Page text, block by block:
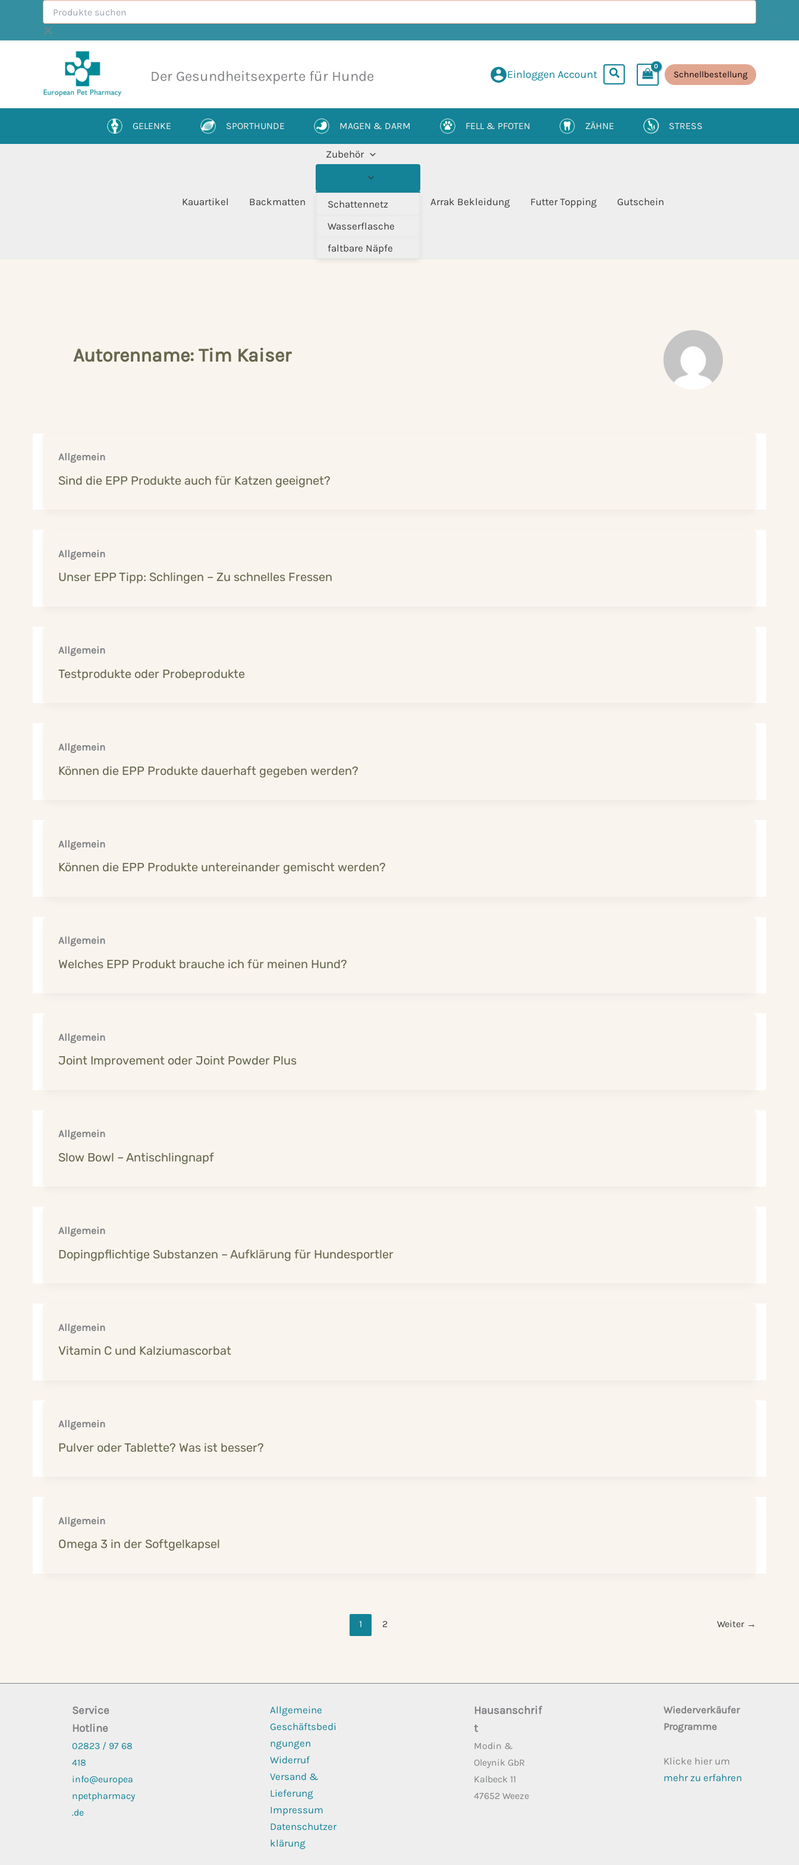
springen
Produkte
suchen
Der Gesundheitsexperte für Hunde Einloggen Account Schnellbestellung
GELENKE SPORTHUNDE MAGEN & DARM FELL & PFOTEN ZÄHNE STRESS
Kauartikel Backmatten
Zubehör
Schattennetz
Wasserflasche
faltbare Näpfe
Arrak Bekleidung Futter Topping Gutschein
Autorenname: Tim Kaiser
Allgemein
Sind die EPP Produkte auch für Katzen geeignet?
Allgemein
Unser EPP Tipp: Schlingen – Zu schnelles Fressen
Allgemein
Testprodukte oder Probeprodukte
Allgemein
Können die EPP Produkte dauerhaft gegeben werden?
Allgemein
Können die EPP Produkte untereinander gemischt werden?
Allgemein
Welches EPP Produkt brauche ich für meinen Hund?
Allgemein
Joint Improvement oder Joint Powder Plus
Allgemein
Slow Bowl – Antischlingnapf
Allgemein
Dopingpflichtige Substanzen – Aufklärung für Hundesportler
Allgemein
Vitamin C und Kalziumascorbat
Allgemein
Pulver oder Tablette? Was ist besser?
Allgemein
Omega 3 in der Softgelkapsel
1 2 Weiter →
Service
Hotline
02823 / 97 68
418
info@europea
npetpharmacy
.de
Allgemeine
Geschäftsbedi
ngungen
Widerruf
Versand &
Lieferung
Impressum
Datenschutzer
klärung
Hausanschrif
t
Modin &
Oleynik GbR
Kalbeck 11
47652 Weeze
Wiederverkäufer
Programme
Klicke hier um
mehr zu erfahren